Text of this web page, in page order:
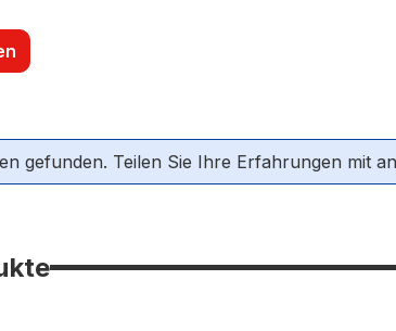
von 0 von 5 Sternen
gefunden. Teilen Sie Ihre Erfahrungen mit